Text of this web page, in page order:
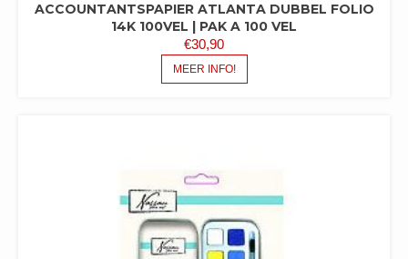
ACCOUNTANTSPAPIER ATLANTA DUBBEL FOLIO
14K 100VEL | PAK A 100 VEL
€30,90
MEER INFO!